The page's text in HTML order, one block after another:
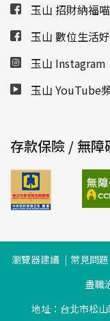
玉山 招財納福
玉山 數位生活
玉山 Instagram
玉山 YouTube
存款保險 / 無障
瀏覽器建議 常見問題
盡職
地址：台北市松